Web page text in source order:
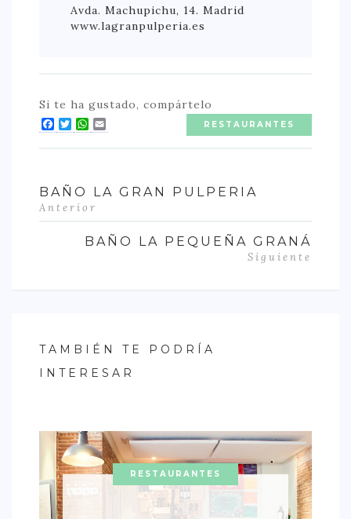
Avda. Machupichu, 14. Madrid
www.lagranpulperia.es
Si te ha gustado, compártelo
Facebook
Twitter
WhatsApp RESTAURANTES
BAÑO LA GRAN PULPERIA
Anterior
BAÑO LA PEQUEÑA GRANÁ
Siguiente
TAMBIÉN TE PODRÍA
INTERESAR
RESTAURANTES